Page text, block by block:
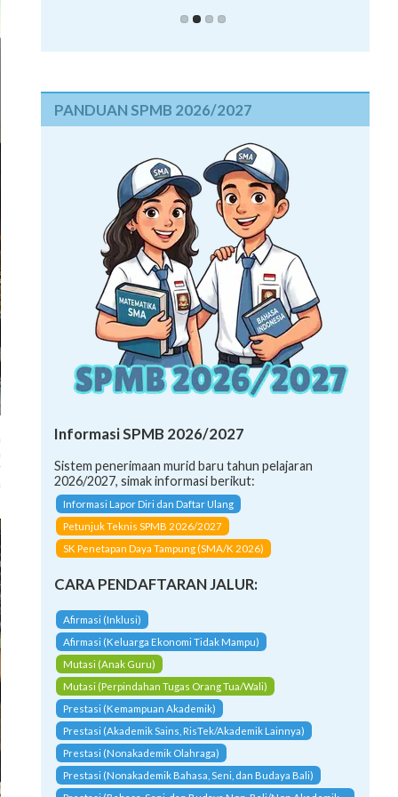
PANDUAN SPMB 2026/2027
Informasi SPMB 2026/2027
Sistem penerimaan murid baru tahun pelajaran
2026/2027, simak informasi berikut:
Informasi Lapor Diri dan Daftar Ulang
Petunjuk Teknis SPMB 2026/2027
SK Penetapan Daya Tampung (SMA/K 2026)
CARA PENDAFTARAN JALUR:
Afirmasi (Inklusi)
Afirmasi (Keluarga Ekonomi Tidak Mampu)
Mutasi (Anak Guru)
Mutasi (Perpindahan Tugas Orang Tua/Wali)
Prestasi (Kemampuan Akademik)
Prestasi (Akademik Sains, RisTek/Akademik Lainnya)
Prestasi (Nonakademik Olahraga)
Prestasi (Nonakademik Bahasa, Seni, dan Budaya Bali)